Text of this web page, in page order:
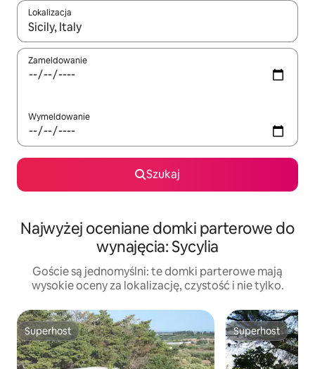
Lokalizacja
Gdy wyniki będą dostępne, możesz poruszać się po nich za
Zameldowanie
Wymeldowanie
Szukaj
Najwyżej oceniane domki parterowe do
wynajęcia: Sycylia
Goście są jednomyślni: te domki parterowe mają
wysokie oceny za lokalizację, czystość i nie tylko.
Superhost
Superhost Superhost
Superhost